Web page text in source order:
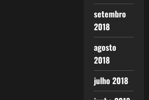
setembro
2018
agosto
2018
julho 2018